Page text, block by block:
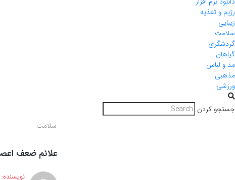
رژیم و تغذیه
زیبایی
سلامت
گردشگری
گیاهان
مد و لباس
مذهبی
ورزشی
جستجو کردن
سلامت
علائم ضعف
نویسنده: